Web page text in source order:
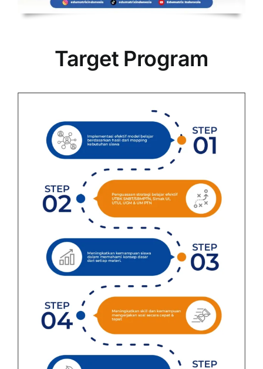
Target Program